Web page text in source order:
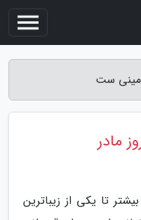
مینی ست
مادر
تا یکی از زیباترین